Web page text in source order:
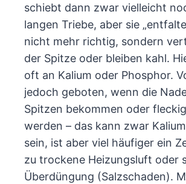
schiebt dann zwar vielleicht
langen Triebe, aber sie
nicht mehr richtig, sondern
der Spitze oder bleiben kahl.
oft an Kalium oder Phosphor.
jedoch geboten, wenn die
Spitzen bekommen oder
werden – das kann zwar
sein, ist aber viel häufiger ein
zu trockene Heizungsluft oder
Überdüngung (Salzschaden).